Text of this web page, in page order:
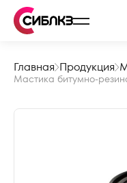
Главная Продукция
Мастика битумно-